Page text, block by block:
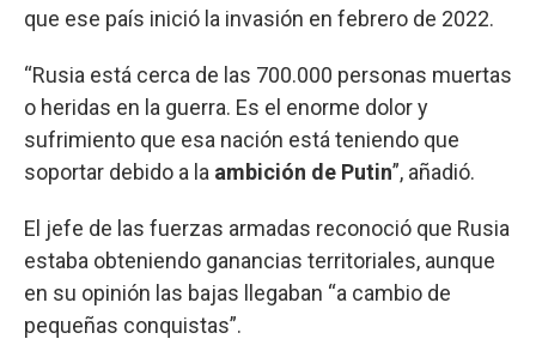
que ese país inició la invasión en febrero de 2022.
“Rusia está cerca de las 700.000 personas muertas
o heridas en la guerra. Es el enorme dolor y
sufrimiento que esa nación está teniendo que
soportar debido a la ambición de Putin”, añadió.
El jefe de las fuerzas armadas reconoció que Rusia
estaba obteniendo ganancias territoriales, aunque
en su opinión las bajas llegaban “a cambio de
pequeñas conquistas”.